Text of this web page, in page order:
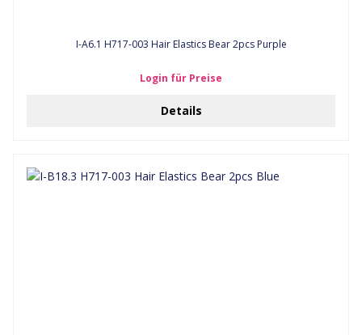
I-A6.1 H717-003 Hair Elastics Bear 2pcs Purple
Login für Preise
Details